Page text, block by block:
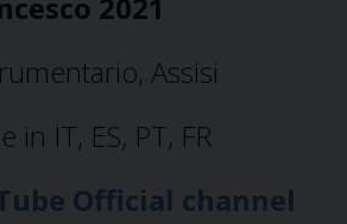
Assisi
IT, ES, PT, FR
Official channel